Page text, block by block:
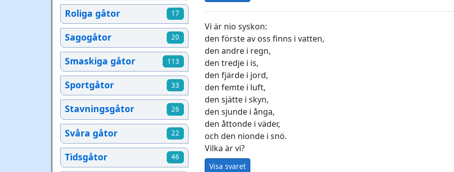
Roliga gåtor 17
Sagogåtor 20
Smaskiga gåtor 113
Sportgåtor 33
Stavningsgåtor 26
Svåra gåtor 22
Tidsgåtor 46
Vi är nio syskon:
den förste av oss finns i vatten,
den andre i regn,
den tredje i is,
den fjärde i jord,
den femte i luft,
den sjätte i skyn,
den sjunde i ånga,
den åttonde i väder,
och den nionde i snö.
Vilka är vi?
Visa svaret